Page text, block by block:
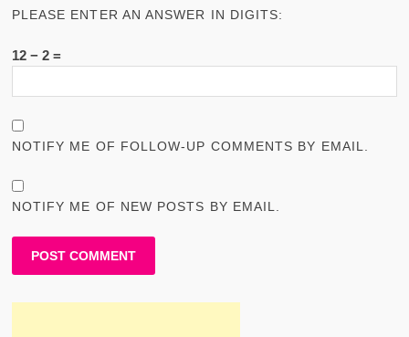
PLEASE ENTER AN ANSWER IN DIGITS:
12 − 2 =
NOTIFY ME OF FOLLOW-UP COMMENTS BY EMAIL.
NOTIFY ME OF NEW POSTS BY EMAIL.